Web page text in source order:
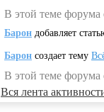
В этой теме форума
Барон добавляет
Барон создает тему
В этой теме форума
Вся лента